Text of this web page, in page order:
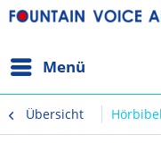
Menü
Übersicht